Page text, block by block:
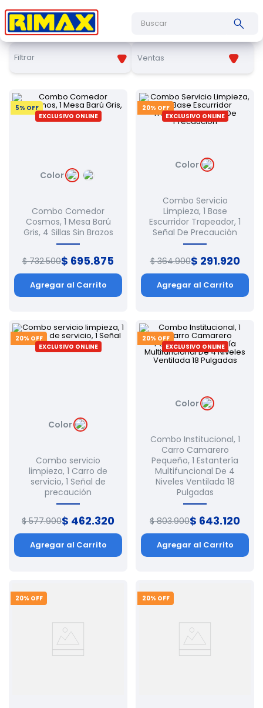
Filtrar Ventas
5% OFF
EXCLUSIVO ONLINE
Color
Combo Comedor
Cosmos, 1 Mesa Barú
Gris, 4 Sillas Sin Brazos
$ 732.500$ 695.875
Agregar al Carrito
20% OFF
EXCLUSIVO ONLINE
Color
Combo Servicio
Limpieza, 1 Base
Escurridor Trapeador, 1
Señal De Precaución
$ 364.900$ 291.920
Agregar al Carrito
20% OFF
EXCLUSIVO ONLINE
Color
Combo servicio
limpieza, 1 Carro de
servicio, 1 Señal de
precaución
$ 577.900$ 462.320
Agregar al Carrito
20% OFF
EXCLUSIVO ONLINE
Color
Combo Institucional, 1
Carro Camarero
Pequeño, 1 Estantería
Multifuncional De 4
Niveles Ventilada 18
Pulgadas
$ 803.900$ 643.120
Agregar al Carrito
20% OFF 20% OFF